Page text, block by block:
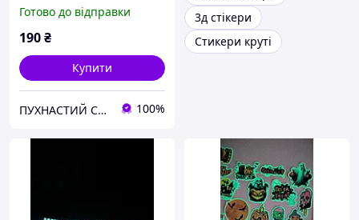
неонові кольори
Готово до відправки
190₴
Купити
ПУХНАСТИЙ СВІТ 100%
3д стікери
Стикери круті